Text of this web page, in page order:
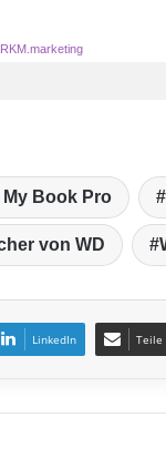
Book Pro
von WD
LinkedIn Teile